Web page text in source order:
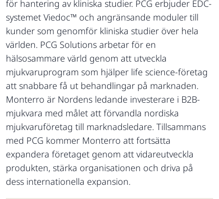
för hantering av kliniska studier. PCG erbjuder EDC-
systemet Viedoc™ och angränsande moduler till
kunder som genomför kliniska studier över hela
världen. PCG Solutions arbetar för en
hälsosammare värld genom att utveckla
mjukvaruprogram som hjälper life science-företag
att snabbare få ut behandlingar på marknaden.
Monterro är Nordens ledande investerare i B2B-
mjukvara med målet att förvandla nordiska
mjukvaruföretag till marknadsledare. Tillsammans
med PCG kommer Monterro att fortsätta
expandera företaget genom att vidareutveckla
produkten, stärka organisationen och driva på
dess internationella expansion.